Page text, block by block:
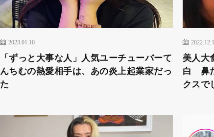
2023.01.10
「ずっと大事な人」人気ユーチューバーて
んちむの熱愛相手は、あの炎上起業家だっ
た
美人大
白 鼻
クスで